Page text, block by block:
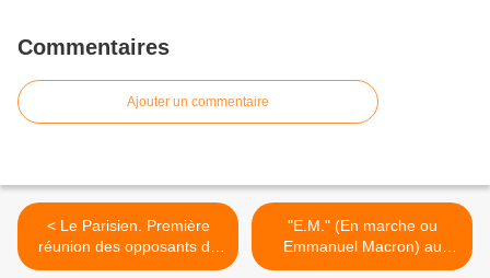
Commentaires
Ajouter un commentaire
< Le Parisien. Première
réunion des opposants de
GPSO
"E.M." (En marche ou
Emmanuel Macron) au
choix ... >